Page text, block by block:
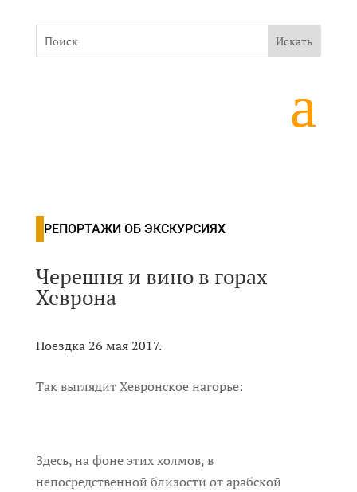
РЕПОРТАЖИ ОБ ЭКСКУРСИЯХ
Черешня и вино в горах
Хеврона
Поездка 26 мая 2017.
Так выглядит Хевронское нагорье:
Здесь, на фоне этих холмов, в
непосредственной близости от арабской